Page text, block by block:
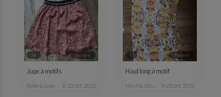
M femme
Jupe à motifs
robe & jupe le 22 oct. 2022
S femme
Haut long à motif
haut & chemisier le 22 oct. 2022